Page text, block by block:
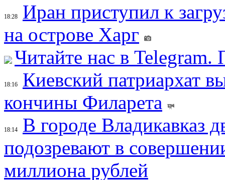
18:28
Иран приступил к
на острове Харг
Читайте нас в
18:16
Киевский патриархат
кончины Филарета
18:14
В городе Владикавказ
подозревают в
миллиона рублей